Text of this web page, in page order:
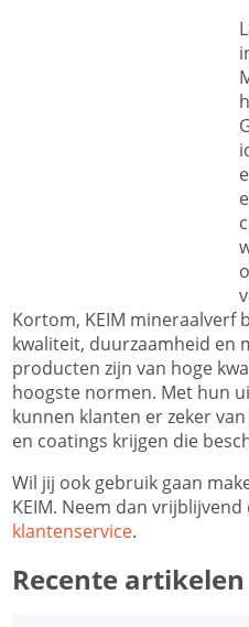
Kortom, KEIM mineraalverf
kwaliteit, duurzaamheid en
producten zijn van hoge
hoogste normen. Met hun
kunnen klanten er zeker
en coatings krijgen die
Wil jij ook gebruik gaan
KEIM. Neem dan
klantenservice.
Recente artikelen